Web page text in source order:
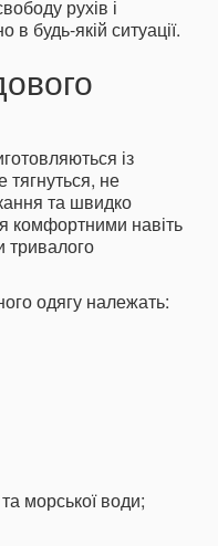
рухів і
будь-якій ситуації.
із
тягнуться, не
та швидко
комфортними навіть
тривалого
одягу належать:
морської води;